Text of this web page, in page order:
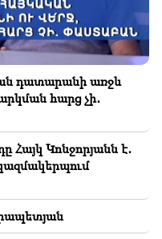
է
ի՞նչ են
Հայկ Կոնջորյանն
է կազմակերպում
դատարանի առջև
հարց չի․
Հայկ Կոնջորյանն է․